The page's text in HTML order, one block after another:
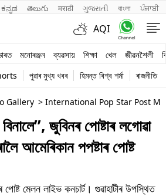
ಕನ್ನಡ తెలుగు मराठी ગુજરાતી বাংলা ਪੰਜਾਬੀ
AQI
মনোৰঞ্জন ব্যৱসায় শিক্ষা খেল জীৱনশৈলী
পুৱাৰ মুখ্য খবৰ হিমন্ত বিশ্ব শৰ্মা ৰাজনীতি
Gallery > International Pop Star Post
জুবিনৰ পোষ্টাৰ লগোৱা
আমেৰিকান পপষ্টাৰ পোষ্ট
পোষ্ট মেলন লাইভ কনচাৰ্ট। গুৱাহাটীৰ উপস্থিত